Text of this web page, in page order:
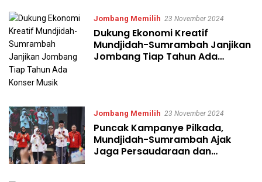
Jombang Memilih 23 November 2024
Dukung Ekonomi Kreatif
Mundjidah-Sumrambah Janjikan
Jombang Tiap Tahun Ada
Jombang Memilih 23 November 2024
Puncak Kampanye Pilkada,
Mundjidah-Sumrambah Ajak
Jaga Persaudaraan dan